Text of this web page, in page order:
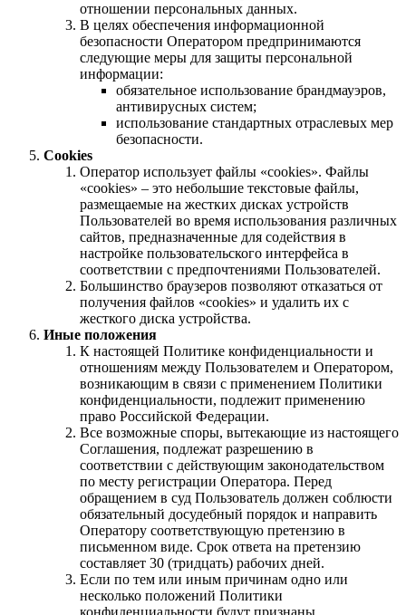
отношении персональных данных.
В целях обеспечения информационной
безопасности Оператором предпринимаются
следующие меры для защиты персональной
информации:
обязательное использование брандмауэров,
антивирусных систем;
использование стандартных отраслевых мер
безопасности.
Cookies
Оператор использует файлы «cookies». Файлы
«cookies» – это небольшие текстовые файлы,
размещаемые на жестких дисках устройств
Пользователей во время использования различных
сайтов, предназначенные для содействия в
настройке пользовательского интерфейса в
соответствии с предпочтениями Пользователей.
Большинство браузеров позволяют отказаться от
получения файлов «cookies» и удалить их с
жесткого диска устройства.
Иные положения
К настоящей Политике конфиденциальности и
отношениям между Пользователем и Оператором,
возникающим в связи с применением Политики
конфиденциальности, подлежит применению
право Российской Федерации.
Все возможные споры, вытекающие из настоящего
Соглашения, подлежат разрешению в
соответствии с действующим законодательством
по месту регистрации Оператора. Перед
обращением в суд Пользователь должен соблюсти
обязательный досудебный порядок и направить
Оператору соответствующую претензию в
письменном виде. Срок ответа на претензию
составляет 30 (тридцать) рабочих дней.
Если по тем или иным причинам одно или
несколько положений Политики